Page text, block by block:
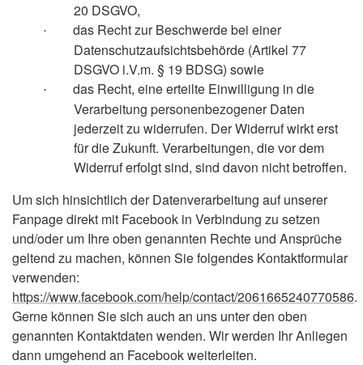
20 DSGVO,
·
das Recht zur Beschwerde bei einer
Datenschutzaufsichtsbehörde (Artikel 77
DSGVO i.V.m. § 19 BDSG) sowie
·
das Recht, eine erteilte Einwilligung in die
Verarbeitung personenbezogener Daten
jederzeit zu widerrufen. Der Widerruf wirkt erst
für die Zukunft. Verarbeitungen, die vor dem
Widerruf erfolgt sind, sind davon nicht betroffen.
Um sich hinsichtlich der Datenverarbeitung auf unserer
Fanpage direkt mit Facebook in Verbindung zu setzen
und/oder um Ihre oben genannten Rechte und Ansprüche
geltend zu machen, können Sie folgendes Kontaktformular
verwenden:
https://www.facebook.com/help/contact/2061665240770586.
Gerne können Sie sich auch an uns unter den oben
genannten Kontaktdaten wenden. Wir werden Ihr Anliegen
dann umgehend an Facebook weiterleiten.